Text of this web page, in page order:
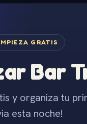
GRATIS
Bar
y organiza tu
esta noche!